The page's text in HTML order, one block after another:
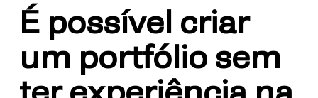
É possível criar
um portfólio sem